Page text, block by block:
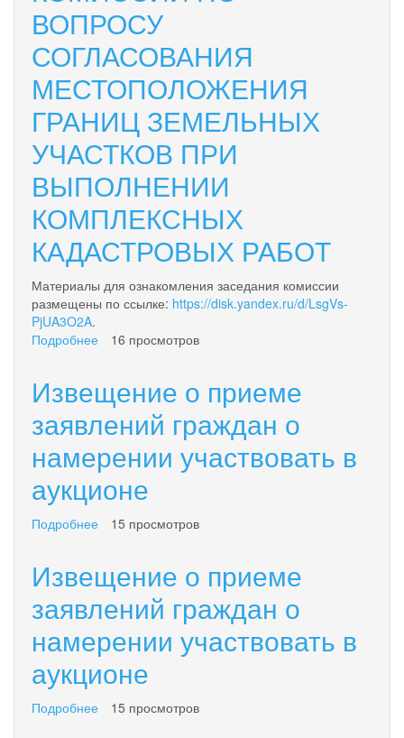
«поселок
Палана»
публичные
слушания
по
проекту
планировки
и
проекту
межевания
кадастрового
квартала
82:01:000002
ВОПРОСУ
СОГЛАСОВАНИЯ
МЕСТОПОЛОЖЕНИЯ
ГРАНИЦ ЗЕМЕЛЬНЫХ
УЧАСТКОВ ПРИ
ВЫПОЛНЕНИИ
КОМПЛЕКСНЫХ
КАДАСТРОВЫХ РАБОТ
Материалы для ознакомления заседания комиссии
размещены по ссылке: https://disk.yandex.ru/d/LsgVs-
PjUA3O2A.
Подробнее
ПРОВЕДЕНИИ
ЗАСЕДАНИЯ
СОГЛАСИТЕЛЬНОЙ
ПО
ВОПРОСУ
СОГЛАСОВАНИЯ
МЕСТОПОЛОЖЕНИЯ
ГРАНИЦ
УЧАСТКОВ
ПРИ
ВЫПОЛНЕНИИ
КОМПЛЕКСНЫХ
КАДАСТРОВЫХ
16 просмотров
Извещение о приеме
заявлений граждан о
намерении участвовать в
аукционе
Подробнее
приеме
заявлений
граждан
намерении
участвовать
в
аукционе
15 просмотров
Извещение о приеме
заявлений граждан о
намерении участвовать в
аукционе
Подробнее 15 просмотров